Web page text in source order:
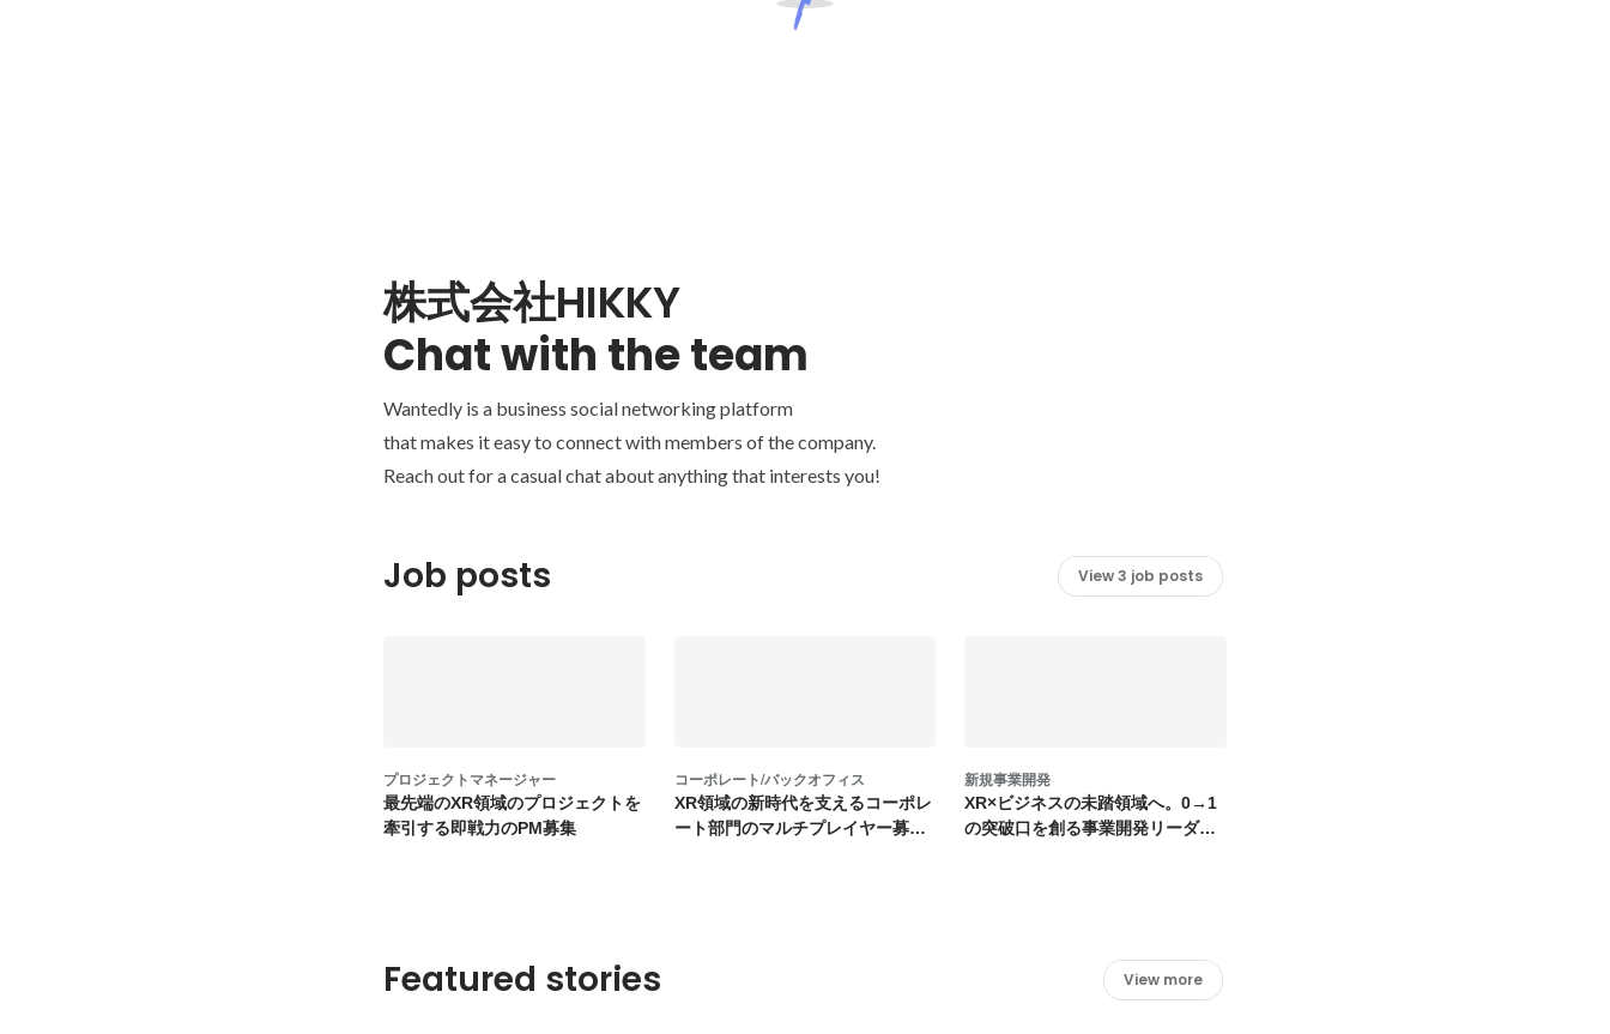
株式会社HIKKY
Chat with the team
Wantedly is a business social networking platform
that makes it easy to connect with members of the company.
Reach out for a casual chat about anything that interests you!
Job posts View 3 job posts
プロジェクトマネージャー
最先端のXR領域のプロジェクトを
牽引する即戦力のPM募集
コーポレート/バックオフィス
XR領域の新時代を支えるコーポレ
ート部門のマルチプレイヤー募
新規事業開発
XR×ビジネスの未踏領域へ。0→1
の突破口を創る事業開発リーダー
Featured stories View more